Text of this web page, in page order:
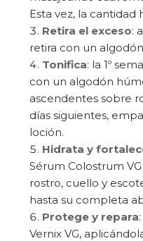
Esta vez, la cantidad
Retira el exceso:
retira con un
Tonifica: la 1º
con un algodón
ascendentes sobre
días siguientes,
loción.
Hidrata y
Sérum Colostrum
rostro, cuello y
hasta su completa
Protege y repara
Vernix VG,